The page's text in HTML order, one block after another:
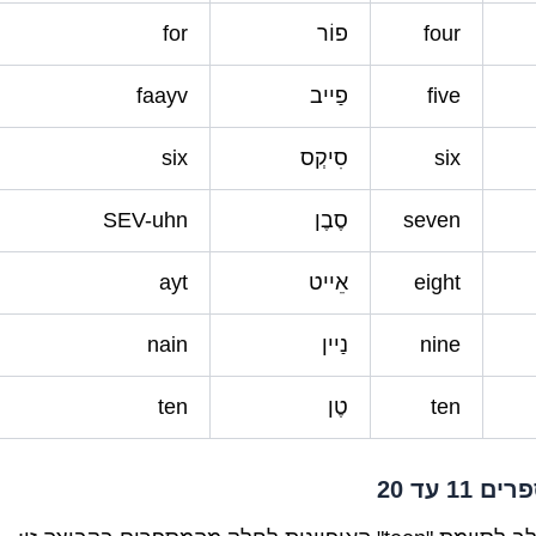
four פוֹר for
five פַייב faayv
six סִיקְס six
seven סֶבֶן SEV-uhn
eight אֵייט ayt
nine נַיין nain
ten טֶן ten
11 עד 20